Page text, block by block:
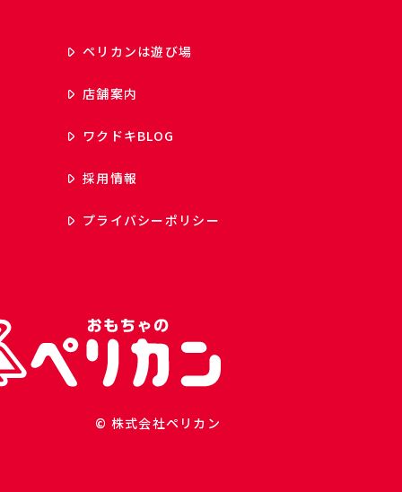
ペリカンは遊び場
店舗案内
ワクドキBLOG
採用情報
プライバシーポリシー
© 株式会社ペリカン